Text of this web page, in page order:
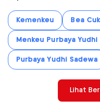
Kemenkeu Bea
Menkeu Purbaya Yudhi
Purbaya Yudhi Sadewa
Lihat